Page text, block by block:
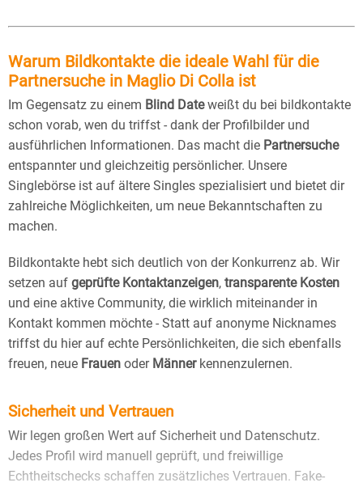
Warum Bildkontakte die ideale Wahl für die
Partnersuche in Maglio Di Colla ist
Im Gegensatz zu einem Blind Dateweißt du bei bildkontakte
schon vorab, wen du triffst - dank der Profilbilder und
ausführlichen Informationen. Das macht die Partnersuche
entspannter und gleichzeitig persönlicher. Unsere
Singlebörse ist auf ältere Singles spezialisiert und bietet dir
zahlreiche Möglichkeiten, um neue Bekanntschaften zu
machen.
Bildkontakte hebt sich deutlich von der Konkurrenz ab. Wir
setzen auf geprüfte Kontaktanzeigen, transparente Kosten
und eine aktive Community, die wirklich miteinander in
Kontakt kommen möchte - Statt auf anonyme Nicknames
triffst du hier auf echte Persönlichkeiten, die sich ebenfalls
freuen, neue Frauen oder Männerkennenzulernen.
Sicherheit und Vertrauen
Wir legen großen Wert auf Sicherheit und Datenschutz.
Jedes Profil wird manuell geprüft, und freiwillige
Echtheitschecks schaffen zusätzliches Vertrauen. Fake-